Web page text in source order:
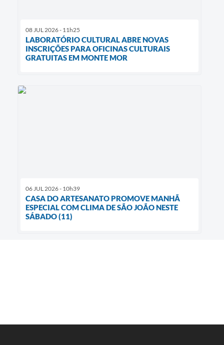
08 JUL 2026 - 11h25
LABORATÓRIO CULTURAL ABRE NOVAS
INSCRIÇÕES PARA OFICINAS CULTURAIS
GRATUITAS EM MONTE MOR
06 JUL 2026 - 10h39
CASA DO ARTESANATO PROMOVE MANHÃ
ESPECIAL COM CLIMA DE SÃO JOÃO NESTE
SÁBADO (11)